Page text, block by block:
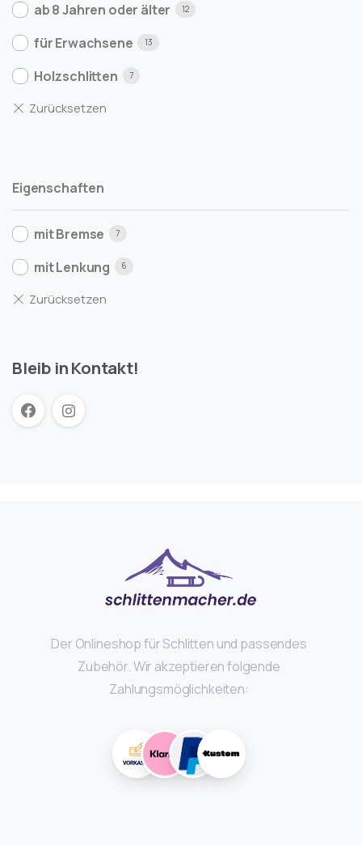
ab 8 Jahren oder älter 12
für Erwachsene 13
Holzschlitten 7
Eigenschaften
mit Bremse 7
mit Lenkung 6
Bleib in Kontakt!
Der Onlineshop für Schlitten und passendes
Zubehör. Wir akzeptieren folgende
Zahlungsmöglichkeiten: